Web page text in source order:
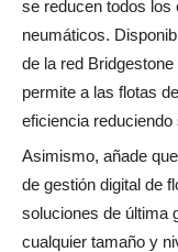
se reducen todos los
neumáticos.
de la red
permite a las flotas
eficiencia reduciendo
Asimismo, añade
de gestión digital de
soluciones de última
cualquier tamaño y